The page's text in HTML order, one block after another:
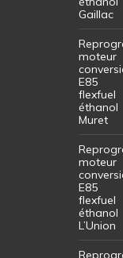
Gaillac
moteur
E85
flexfuel
éthanol
Muret
moteur
E85
flexfuel
éthanol
L’Union